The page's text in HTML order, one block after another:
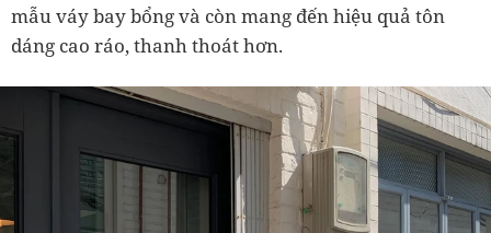
mẫu váy bay bổng và còn mang đến hiệu quả tôn
dáng cao ráo, thanh thoát hơn.